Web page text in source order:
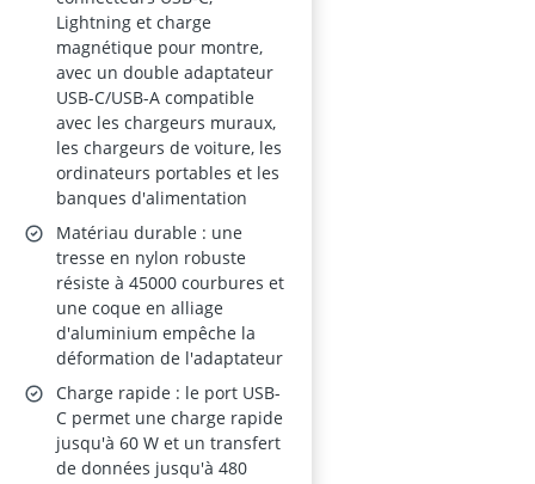
Lightning et charge
magnétique pour montre,
avec un double adaptateur
USB-C/USB-A compatible
avec les chargeurs muraux,
les chargeurs de voiture, les
ordinateurs portables et les
banques d'alimentation
Matériau durable : une
tresse en nylon robuste
résiste à 45000 courbures et
une coque en alliage
d'aluminium empêche la
déformation de l'adaptateur
Charge rapide : le port USB-
C permet une charge rapide
jusqu'à 60 W et un transfert
de données jusqu'à 480